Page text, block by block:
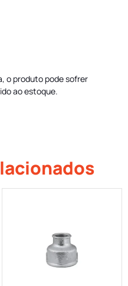
o produto pode sofrer
ao estoque.